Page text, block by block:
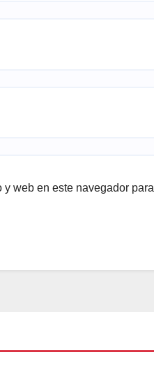
web en este navegador